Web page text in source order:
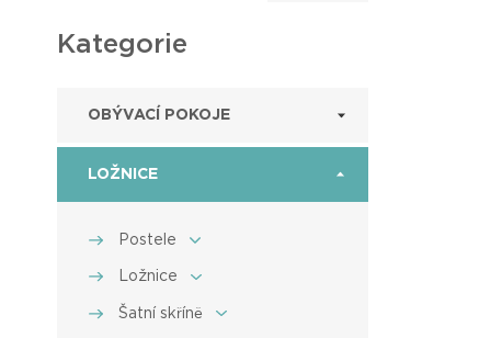
Kategorie
OBÝVACÍ POKOJE
LOŽNICE
Postele
Ložnice
Šatní skříně